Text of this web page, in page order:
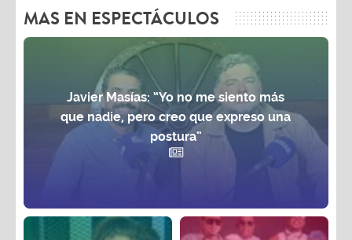
MAS EN ESPECTÁCULOS
Javier Masías: “Yo no me siento más
que nadie, pero creo que expreso una
postura”